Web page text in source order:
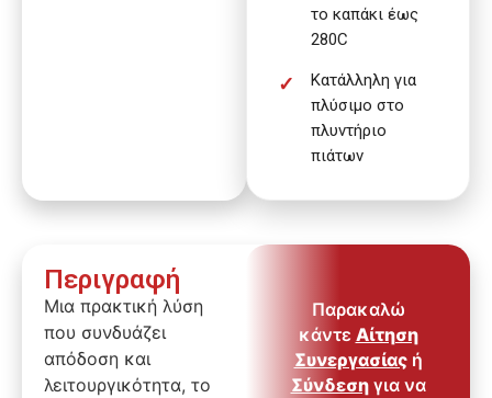
το καπάκι έως
280C
Κατάλληλη για
πλύσιμο στο
πλυντήριο
πιάτων
Περιγραφή
Μια πρακτική λύση
που συνδυάζει
απόδοση και
λειτουργικότητα, το
Παρακαλώ
κάντε Αίτηση
Συνεργασίαςή
Σύνδεσηγια να